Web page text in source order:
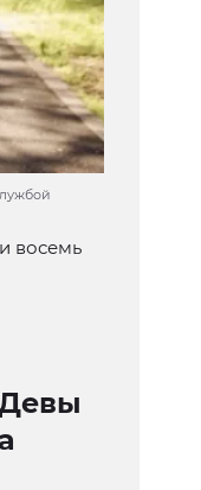
восемь